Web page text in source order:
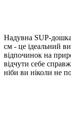
Надувна SUP-
см - це ідеальний
відпочинок на
відчути себе
ніби ви ніколи не